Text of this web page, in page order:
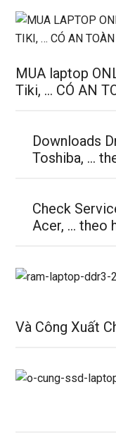
MUA laptop
Tiki, … CÓ AN
Downloads
Toshiba, …
Check
Acer, … theo
Và Công Xuất